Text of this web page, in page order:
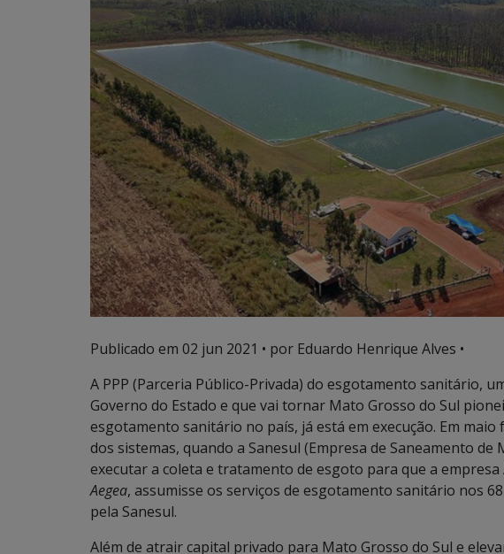
Publicado em 02 jun 2021 • por Eduardo Henrique Alves •
A PPP (Parceria Público-Privada) do esgotamento sanitário,
Governo do Estado e que vai tornar Mato Grosso do Sul
esgotamento sanitário no país, já está em execução. Em
dos sistemas, quando a Sanesul (Empresa de Saneamento de
executar a coleta e tratamento de esgoto para que a
Aegea, assumisse os serviços de esgotamento sanitário nos
pela Sanesul.
Além de atrair capital privado para Mato Grosso do Sul e